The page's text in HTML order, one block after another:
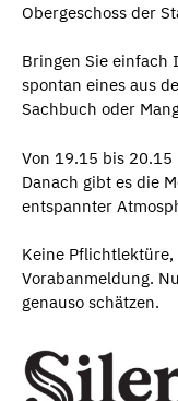
Obergeschoss der
Bringen Sie einfach
spontan eines aus
Sachbuch oder
Von 19.15 bis 20.15
Danach gibt es die
entspannter
Keine
Vorabanmeldung.
genauso schätzen.